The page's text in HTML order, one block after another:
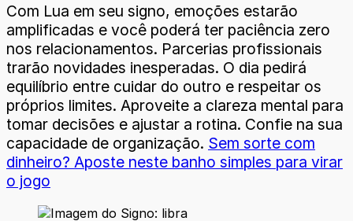
Com Lua em seu signo, emoções estarão
amplificadas e você poderá ter paciência zero
nos relacionamentos. Parcerias profissionais
trarão novidades inesperadas. O dia pedirá
equilíbrio entre cuidar do outro e respeitar os
próprios limites. Aproveite a clareza mental para
tomar decisões e ajustar a rotina. Confie na sua
capacidade de organização. Sem sorte com
dinheiro? Aposte neste banho simples para virar
o jogo